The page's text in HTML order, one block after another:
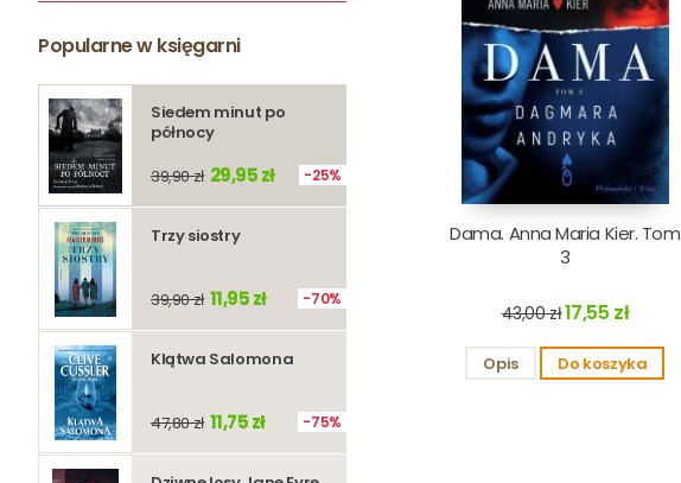
Popularne w księgarni
Siedem minut po
północy
39,90 zł 29,95 zł 25%
Trzy siostry
39,90 zł 11,95 zł 70%
Klątwa Salomona
47,80 zł 11,75 zł 75%
Dama. Anna Maria Kier. Tom
3
43,00 zł17,55 zł
Opis Do koszyka